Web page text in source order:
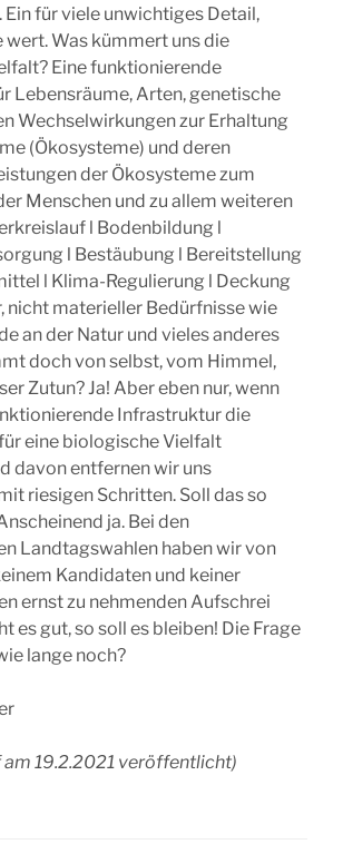
für viele unwichtiges Detail,
wert. Was kümmert uns die
Eine funktionierende
Lebensräume, Arten, genetische
Wechselwirkungen zur Erhaltung
(Ökosysteme) und deren
der Ökosysteme zum
Menschen und zu allem weiteren
l Bodenbildung l
l Bestäubung l Bereitstellung
l Klima-Regulierung l Deckung
nicht materieller Bedürfnisse wie
an der Natur und vieles anderes
doch von selbst, vom Himmel,
Zutun? Ja! Aber eben nur, wenn
Infrastruktur die
eine biologische Vielfalt
davon entfernen wir uns
riesigen Schritten. Soll das so
ja. Bei den
Landtagswahlen haben wir von
Kandidaten und keiner
ernst zu nehmenden Aufschrei
es gut, so soll es bleiben! Die Frage
lange noch?
19.2.2021 veröffentlicht)